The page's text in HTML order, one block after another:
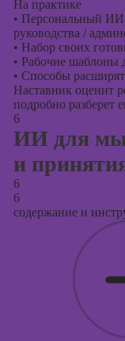
На практике
• Персональный
руководства /
• Набор своих
• Рабочие шаблоны
• Способы
Наставник оценит
подробно разберет
6
ИИ для
и
6
6
содержание и